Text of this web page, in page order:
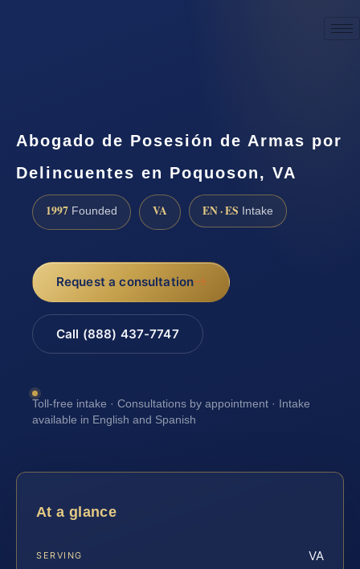
Abogado de Posesión de Armas por
Delincuentes en Poquoson, VA
1997 Founded VA EN · ES Intake
Request a consultation
Call (888) 437-7747
Toll-free intake · Consultations by appointment · Intake
available in English and Spanish
At a glance
SERVING VA